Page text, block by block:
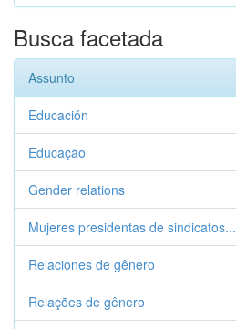
Busca facetada
Assunto
Educación
Educação
Gender relations
Mujeres presidentas de sindicatos...
Relaciones de gênero
Relações de gênero